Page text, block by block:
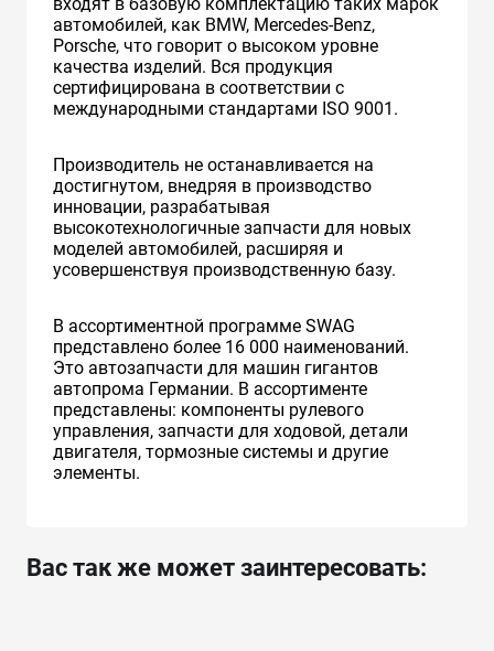
автомобилей, как BMW, Mercedes-Benz,
Porsche, что говорит о высоком уровне
качества изделий. Вся продукция
сертифицирована в соответствии с
международными стандартами ISO 9001.
Производитель не останавливается на
достигнутом, внедряя в производство
инновации, разрабатывая
высокотехнологичные запчасти для новых
моделей автомобилей, расширяя и
усовершенствуя производственную базу.
В ассортиментной программе SWAG
представлено более 16 000 наименований.
Это автозапчасти для машин гигантов
автопрома Германии. В ассортименте
представлены: компоненты рулевого
управления, запчасти для ходовой, детали
двигателя, тормозные системы и другие
элементы.
Вас так же может заинтересовать: